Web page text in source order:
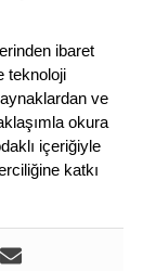
ibaret
teknoloji
ve
okura
içeriğiyle
katkı